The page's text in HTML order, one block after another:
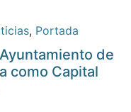
, Portada
de
como Capital